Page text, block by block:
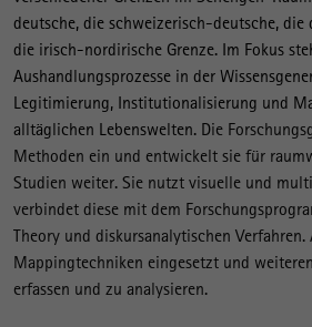
s
deutsche, die schweizerisch-deutsche,
die irisch-nordirische Grenze. Im Fokus
Aushandlungsprozesse in der
Legitimierung, Institutionalisierung und
alltäglichen Lebenswelten. Die
Methoden ein und entwickelt sie für
Studien weiter. Sie nutzt visuelle und
verbindet diese mit dem
Theory und diskursanalytischen Verfahren.
Mappingtechniken eingesetzt und
erfassen und zu analysieren.